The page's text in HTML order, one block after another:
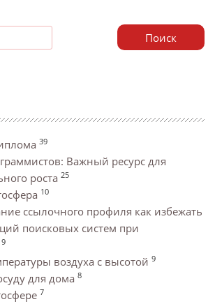
Поиск
39
Важный ресурс для
роста 25
10
ссылочного профиля как избежать
поисковых систем при
9
воздуха с высотой 9
для дома 8
7